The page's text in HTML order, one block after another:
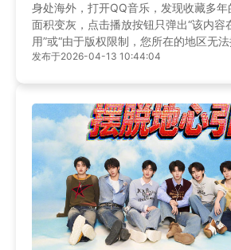
身处海外，打开QQ音乐，发现收藏多
面积变灰，点击播放按钮只弹出“该内容
用”或“由于版权限制，您所在的地区无
本文将详细分析此现象背后的原因，并
发布于2026-04-13 10:44:04